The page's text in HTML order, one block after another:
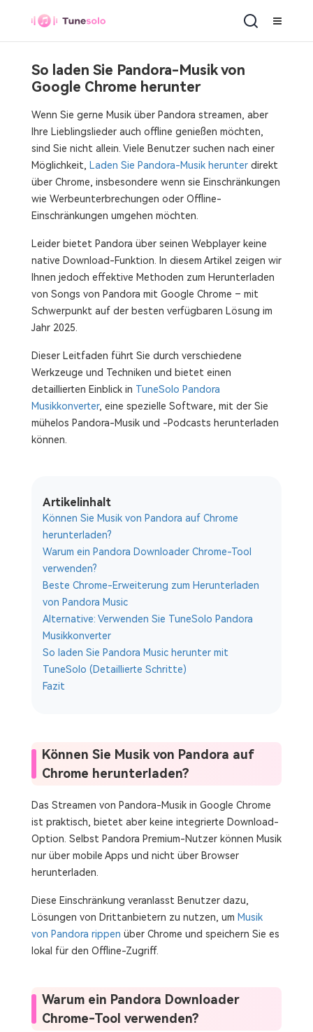
So laden Sie Pandora-Musik von
Google Chrome herunter
Wenn Sie gerne Musik über Pandora streamen, aber
Ihre Lieblingslieder auch offline genießen möchten,
sind Sie nicht allein. Viele Benutzer suchen nach einer
Möglichkeit, Laden Sie Pandora-Musik herunterdirekt
über Chrome, insbesondere wenn sie Einschränkungen
wie Werbeunterbrechungen oder Offline-
Einschränkungen umgehen möchten.
Leider bietet Pandora über seinen Webplayer keine
native Download-Funktion. In diesem Artikel zeigen wir
Ihnen jedoch effektive Methoden zum Herunterladen
von Songs von Pandora mit Google Chrome – mit
Schwerpunkt auf der besten verfügbaren Lösung im
Jahr 2025.
Dieser Leitfaden führt Sie durch verschiedene
Werkzeuge und Techniken und bietet einen
detaillierten Einblick in TuneSolo Pandora
Musikkonverter, eine spezielle Software, mit der Sie
mühelos Pandora-Musik und -Podcasts herunterladen
können.
Artikelinhalt
Können Sie Musik von Pandora auf Chrome
herunterladen?
Warum ein Pandora Downloader Chrome-Tool
verwenden?
Beste Chrome-Erweiterung zum Herunterladen
von Pandora Music
Alternative: Verwenden Sie TuneSolo Pandora
Musikkonverter
So laden Sie Pandora Music herunter mit
TuneSolo (Detaillierte Schritte)
Fazit
Können Sie Musik von Pandora auf
Chrome herunterladen?
Das Streamen von Pandora-Musik in Google Chrome
ist praktisch, bietet aber keine integrierte Download-
Option. Selbst Pandora Premium-Nutzer können Musik
nur über mobile Apps und nicht über Browser
herunterladen.
Diese Einschränkung veranlasst Benutzer dazu,
Lösungen von Drittanbietern zu nutzen, um Musik
von Pandora rippen über Chrome und speichern Sie es
lokal für den Offline-Zugriff.
Warum ein Pandora Downloader
Chrome-Tool verwenden?